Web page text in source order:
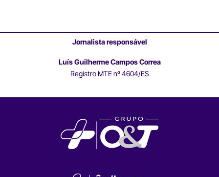
Jornalista responsável
Luís Guilherme Campos Correa
Registro MTE nº 4604/ES